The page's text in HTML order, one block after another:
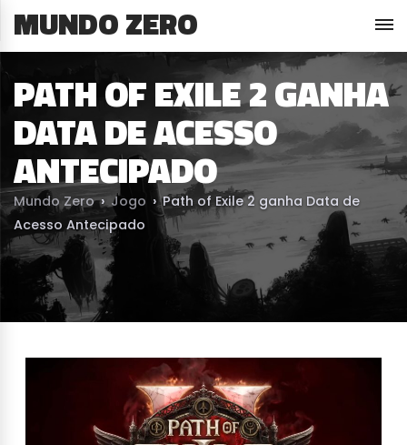
MUNDO ZERO
PATH OF EXILE 2 GANHA
DATA DE ACESSO
ANTECIPADO
Mundo Zero › Jogo › Path of Exile 2 ganha Data de
Acesso Antecipado